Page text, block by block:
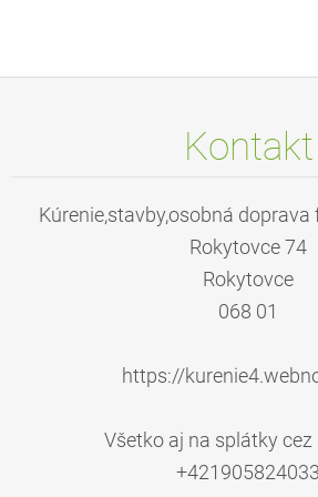
Kontakt
Kúrenie,stavby,osobná doprava
Rokytovce 74
Rokytovce
068 01
https://
Všetko aj na splátky cez
+421905824033